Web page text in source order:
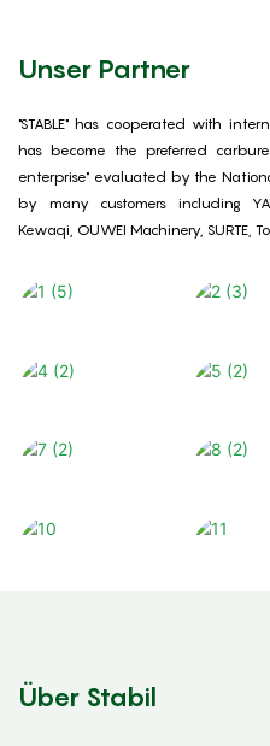
Unser Partner
"STABLE" has cooperated with
has become the preferred
enterprise" evaluated by the
by many customers including
Kewaqi, OUWEI Machinery, SURTE,
Über Stabil